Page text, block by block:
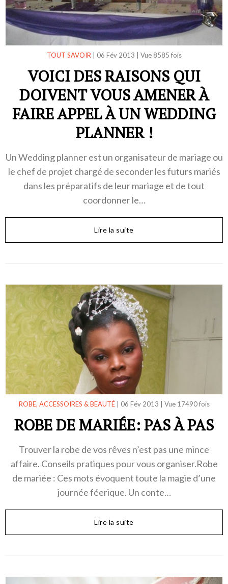
TOUT SAVOIR| 06 Fév 2013 Vue 8585 fois
VOICI DES RAISONS QUI
DOIVENT VOUS AMENER À
FAIRE APPEL À UN WEDDING
PLANNER !
Un Wedding planner est un organisateur de mariage ou
le chef de projet chargé de seconder les futurs mariés
dans les préparatifs de leur mariage et de tout
coordonner le…
Lire la suite
ROBE, ACCESSOIRES & BEAUTÉ| 06 Fév 2013 Vue 17490 fois
ROBE DE MARIÉE: PAS À PAS
Trouver la robe de vos rêves n’est pas une mince
affaire. Conseils pratiques pour vous organiser.Robe
de mariée : Ces mots évoquent toute la magie d’une
journée féerique. Un conte…
Lire la suite